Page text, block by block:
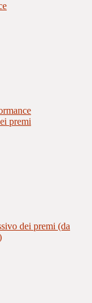
premi
dei premi (da